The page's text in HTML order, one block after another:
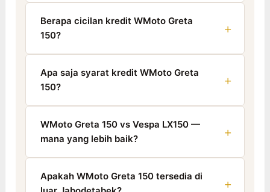
Berapa cicilan kredit WMoto Greta
150?
Apa saja syarat kredit WMoto Greta
150?
WMoto Greta 150 vs Vespa LX150 —
mana yang lebih baik?
Apakah WMoto Greta 150 tersedia di